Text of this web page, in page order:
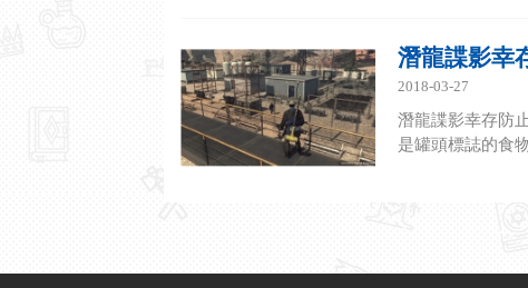
潛龍諜影幸
2018-03-27
潛龍諜影幸存防
是罐頭標誌的食